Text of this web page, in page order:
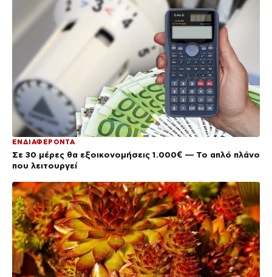
ΕΝΔΙΑΦΕΡΟΝΤΑ
Σε 30 μέρες θα εξοικονομήσεις 1.000€ — Το απλό πλάνο
που λειτουργεί